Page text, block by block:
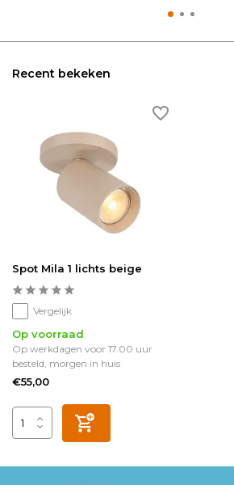
Recent bekeken
Spot Mila 1 lichts beige
Vergelijk
Op voorraad
Op werkdagen voor 17.00 uur
besteld, morgen in huis
€55,00